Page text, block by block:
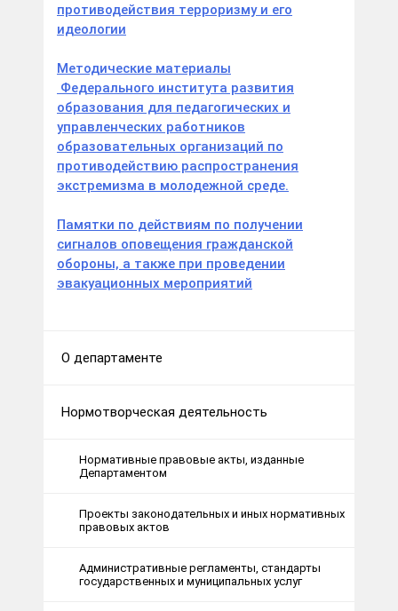
противодействия терроризму и его
идеологии
Методические материалы
Федерального института развития
образования для педагогических и
управленческих работников
образовательных организаций по
противодействию распространения
экстремизма в молодежной среде.
Памятки по действиям по получении
сигналов оповещения гражданской
обороны, а также при проведении
эвакуационных мероприятий
О департаменте
Нормотворческая деятельность
Нормативные правовые акты, изданные
Департаментом
Проекты законодательных и иных нормативных
правовых актов
Административные регламенты, стандарты
государственных и муниципальных услуг